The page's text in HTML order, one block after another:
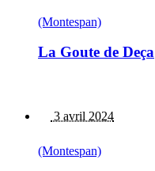
(Montespan)
La Goute de Deça
3 avril 2024
(Montespan)